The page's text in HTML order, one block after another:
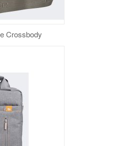
Crossbody